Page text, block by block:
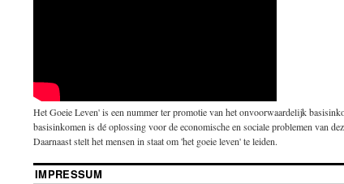
Het Goeie Leven' is een nummer ter promotie van het onvoorwaardelijk
basisinkomen is dé oplossing voor de economische en sociale problemen van
Daarnaast stelt het mensen in staat om 'het goeie leven' te leiden.
IMPRESSUM